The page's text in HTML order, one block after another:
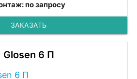
по запросу
ЗАКАЗАТЬ
Glosen 6 П